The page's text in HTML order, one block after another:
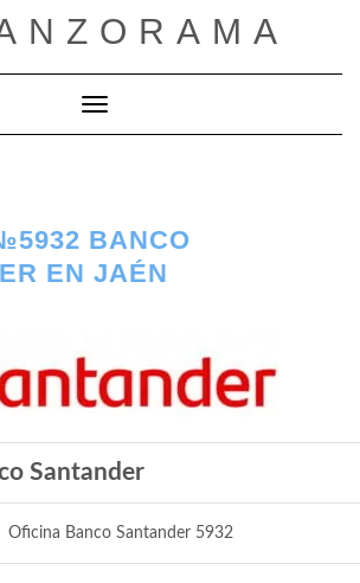
Cambiar modo de navegación
BANCO
EN JAÉN
Santander
Oficina Banco Santander 5932